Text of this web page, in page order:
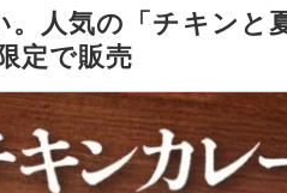
人気の「チキンと
定で販売